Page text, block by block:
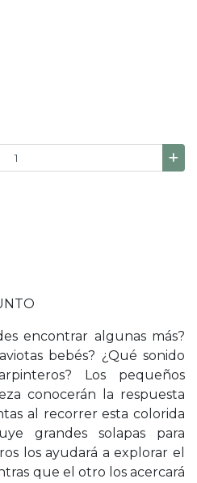
encontrar algunas más?
bebés? ¿Qué sonido
Los pequeños
conocerán la respuesta
al recorrer esta colorida
grandes solapas para
los ayudará a explorar el
que el otro los acercará